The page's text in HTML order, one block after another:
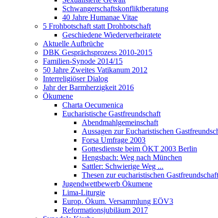
Schwangerschaftskonfliktberatung
40 Jahre Humanae Vitae
5 Frohbotschaft statt Drohbotschaft
Geschiedene Wiederverheiratete
Aktuelle Aufbrüche
DBK Gesprächsprozess 2010-2015
Familien-Synode 2014/15
50 Jahre Zweites Vatikanum 2012
Interreligiöser Dialog
Jahr der Barmherzigkeit 2016
Ökumene
Charta Oecumenica
Eucharistische Gastfreundschaft
Abendmahlgemeinschaft
Aussagen zur Eucharistischen
Forsa Umfrage 2003
Gottesdienste beim ÖKT 2003 Berlin
Hengsbach: Weg nach München
Sattler: Schwierige Weg ...
Thesen zur eucharistischen Gastfreundschaft
Jugendwettbewerb Ökumene
Lima-Liturgie
Europ. Ökum. Versammlung EÖV3
Reformationsjubiläum 2017